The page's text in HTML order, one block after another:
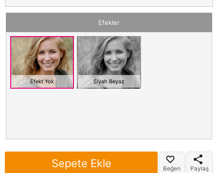
Efekler
Efekt Yok Siyah Beyaz
Sepete Ekle Beğen Paylaş